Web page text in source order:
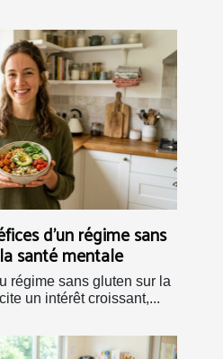
d'un régime sans
santé mentale
régime sans gluten sur la
un intérêt croissant,...